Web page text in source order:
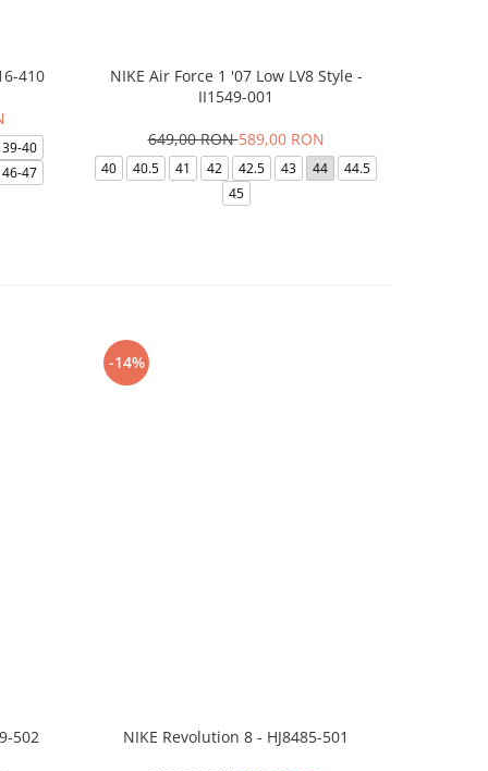
410
39-40
46-47
NIKE Air Force 1 '07 Low LV8 Style -
II1549-001
649,00 RON589,00 RON
40 40.5 41 42 42.5 43 44
44.5
45
502
-14%
NIKE Revolution 8 - HJ8485-501